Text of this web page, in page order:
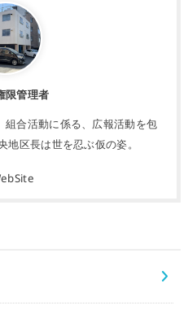
限管理者
合活動に係る、広報活動を包
区長は世を忍ぶ仮の姿。